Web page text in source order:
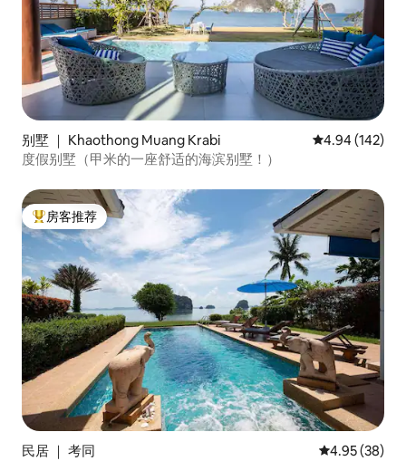
别墅 ｜ Khaothong Muang Krabi 平均评分 4.94
4.94 (142)
度假别墅（甲米的一座舒适的海滨别墅！）
热门「房客推荐」
房客推荐
民居 ｜ 考同 平均评分
4.95 (38)